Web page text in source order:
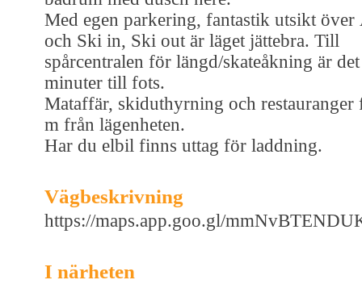
Med egen parkering, fantastik utsikt över
och Ski in, Ski out är läget jättebra. Till
spårcentralen för längd/skateåkning är
minuter till fots.
Mataffär, skiduthyrning och restauranger
m från lägenheten.
Har du elbil finns uttag för laddning.
Vägbeskrivning
https://maps.app.goo.gl/
I närheten